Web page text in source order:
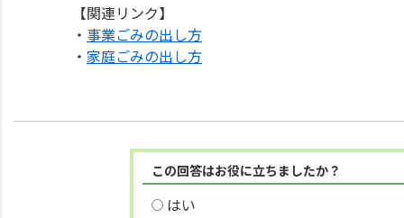
【関連リンク】
・ 事業ごみの出し方
・ 家庭ごみの出し方
この回答はお役に立ちましたか？
はい